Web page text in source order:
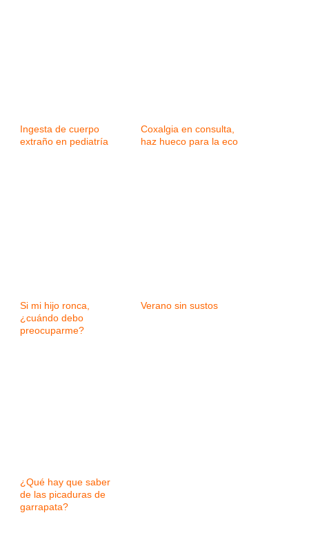
Ingesta de cuerpo
extraño en pediatría
Coxalgia en consulta,
haz hueco para la eco
Si mi hijo ronca,
¿cuándo debo
preocuparme?
Verano sin sustos
¿Qué hay que saber
de las picaduras de
garrapata?